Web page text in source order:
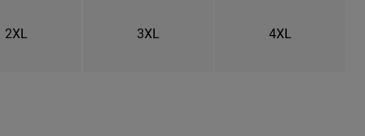
2XL 3XL 4XL